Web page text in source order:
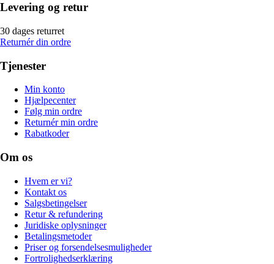
Levering og retur
30 dages returret
Returnér din ordre
Tjenester
Min konto
Hjælpecenter
Følg min ordre
Returnér min ordre
Rabatkoder
Om os
Hvem er vi?
Kontakt os
Salgsbetingelser
Retur & refundering
Juridiske oplysninger
Betalingsmetoder
Priser og forsendelsesmuligheder
Fortrolighedserklæring